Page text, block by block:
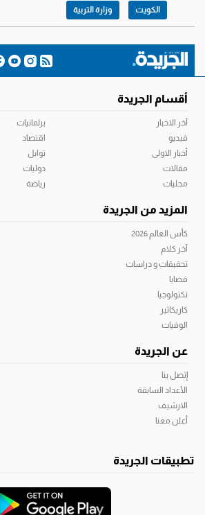
الكويت وزارة التربية
أقسام الجريدة
آخر الاخبار
فيديو
أخبار الاولى
مقالات
محليات
برلمانيات
اقتصاد
توابل
دوليات
رياضة
المزيد من الجريدة
كأس العالم 2026
آخر كلام
تحقيقات و دراسات
قضايا
تكنولوجيا
كاريكاتير
الوفيات
عن الجريدة
إتصل بنا
الأعداد السابقة
الارشيف
أعلن معنا
تطبيقات الجريدة